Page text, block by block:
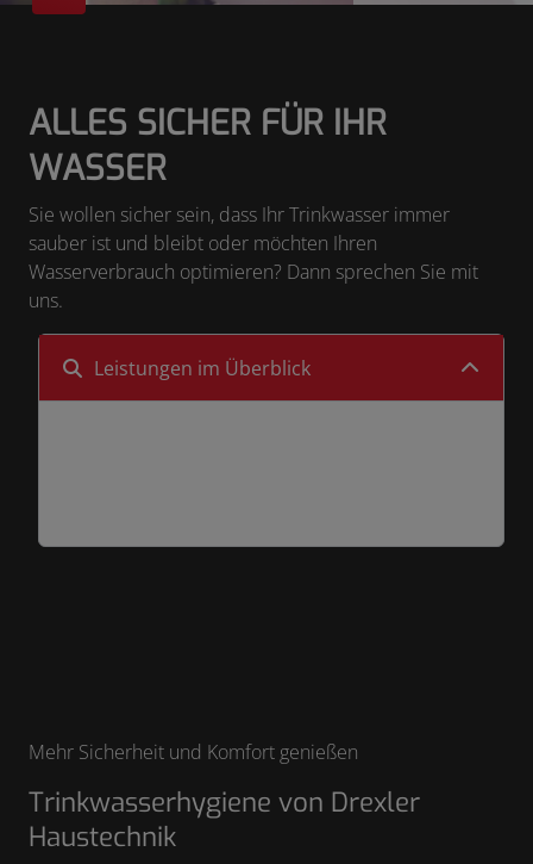
ALLES SICHER FÜR IHR
WASSER
Sie wollen sicher sein, dass Ihr Trinkwasser immer
sauber ist und bleibt oder möchten Ihren
Wasserverbrauch optimieren? Dann sprechen Sie mit
uns.
Leistungen im Überblick
Mehr Sicherheit und Komfort genießen
Trinkwasserhygiene von Drexler
Haustechnik